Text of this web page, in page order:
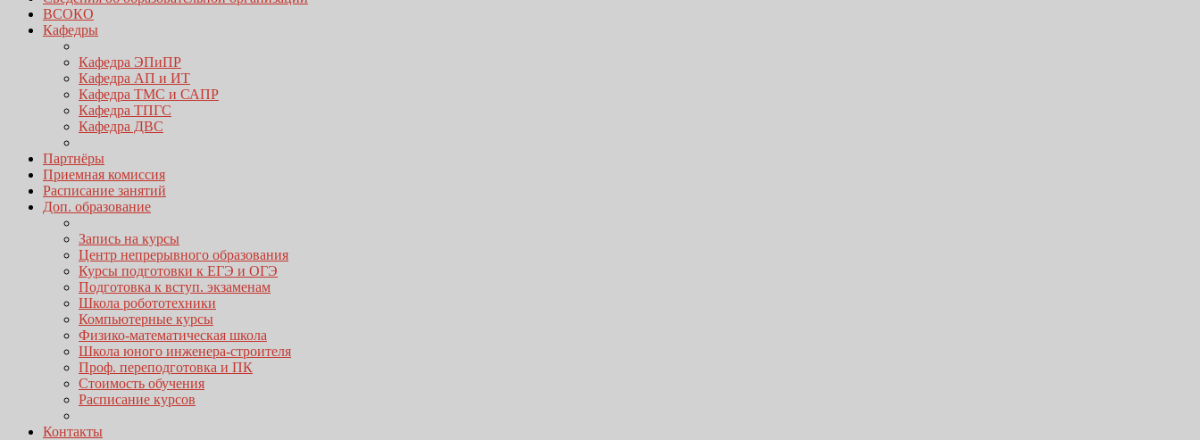
ВСОКО
Кафедры
Кафедра ЭПиПР
Кафедра АП и ИТ
Кафедра ТМС и САПР
Кафедра ТПГС
Кафедра ДВС
Партнёры
Приемная комиссия
Расписание занятий
Доп. образование
Запись на курсы
Центр непрерывного образования
Курсы подготовки к ЕГЭ и ОГЭ
Подготовка к вступ. экзаменам
Школа робототехники
Компьютерные курсы
Физико-математическая школа
Школа юного инженера-строителя
Проф. переподготовка и ПК
Стоимость обучения
Расписание курсов
Контакты